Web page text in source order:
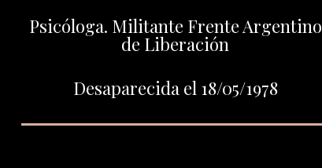
Psicóloga. Militante Frente Argentino
de Liberación
Desaparecida el 18/05/1978